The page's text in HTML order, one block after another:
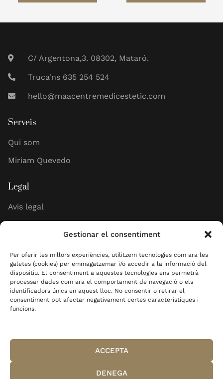
Gestionar el consentiment
Per oferir les millors experiències, utilitzem tecnologies com ara les
galetes (cookies) per emmagatzemar i/o accedir a la informació del
dispositiu. El consentiment a aquestes tecnologies ens permetrà
processar dades com ara el comportament de navegació o els
identificadors únics en aquest lloc. No consentir o retirar el
consentiment pot afectar negativament certes característiques i
funcions.
ACCEPTA
DENEGA
C/ Argentona,3. 08302, Mataró.
Truca'ns 635 254 524
hello@maacentremedicestetic.com
Serveis
Qui som
Miriam Quevedo
Legal
Avis legal
drets reservats.